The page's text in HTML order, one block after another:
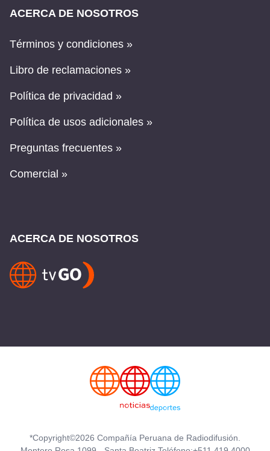
ACERCA DE NOSOTROS
Términos y condiciones »
Libro de reclamaciones »
Política de privacidad »
Política de usos adicionales »
Preguntas frecuentes »
Comercial »
ACERCA DE NOSOTROS
*Copyright©2026 Compañía Peruana de Radiodifusión.